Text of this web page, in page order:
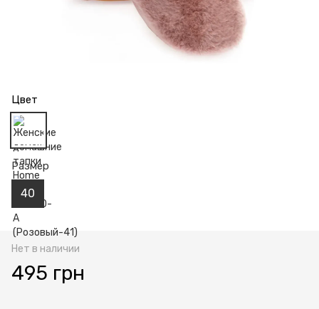
Цвет
Размер
40
Нет в наличии
495 грн